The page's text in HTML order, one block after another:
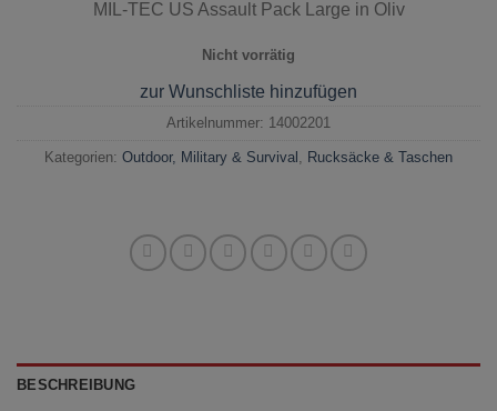
MIL-TEC US Assault Pack Large in Oliv
Nicht vorrätig
zur Wunschliste hinzufügen
Artikelnummer: 14002201
Kategorien: Outdoor, Military & Survival , Rucksäcke & Taschen
BESCHREIBUNG